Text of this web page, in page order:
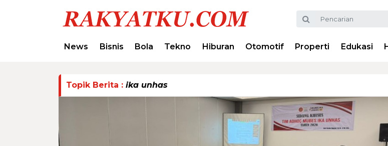
News Bisnis Bola Tekno Hiburan Otomotif Properti Edukasi
Topik Berita : ika unhas